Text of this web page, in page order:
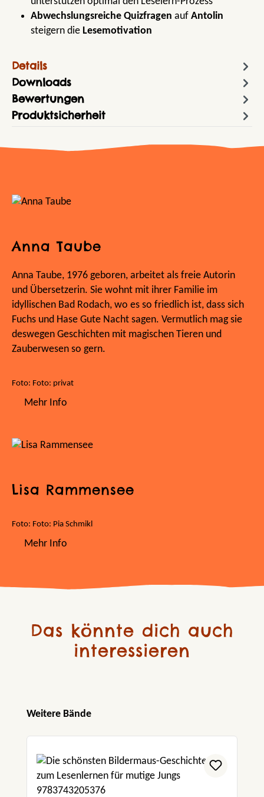
Abwechslungsreiche Quizfragen auf Antolin
steigern die Lesemotivation
Details
Downloads
Bewertungen
Produktsicherheit
Anna Taube
Anna Taube, 1976 geboren, arbeitet als freie Autorin
und Übersetzerin. Sie wohnt mit ihrer Familie im
idyllischen Bad Rodach, wo es so friedlich ist, dass sich
Fuchs und Hase Gute Nacht sagen. Vermutlich mag sie
deswegen Geschichten mit magischen Tieren und
Zauberwesen so gern.
Foto: Foto: privat
Mehr Info
Lisa Rammensee
Foto: Foto: Pia Schmikl
Mehr Info
Das könnte dich auch
interessieren
Produktgalerie überspringen
Weitere Bände